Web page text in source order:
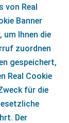
von Real
Banner
um Ihnen die
zuordnen
gespeichert,
Real Cookie
für die
Der